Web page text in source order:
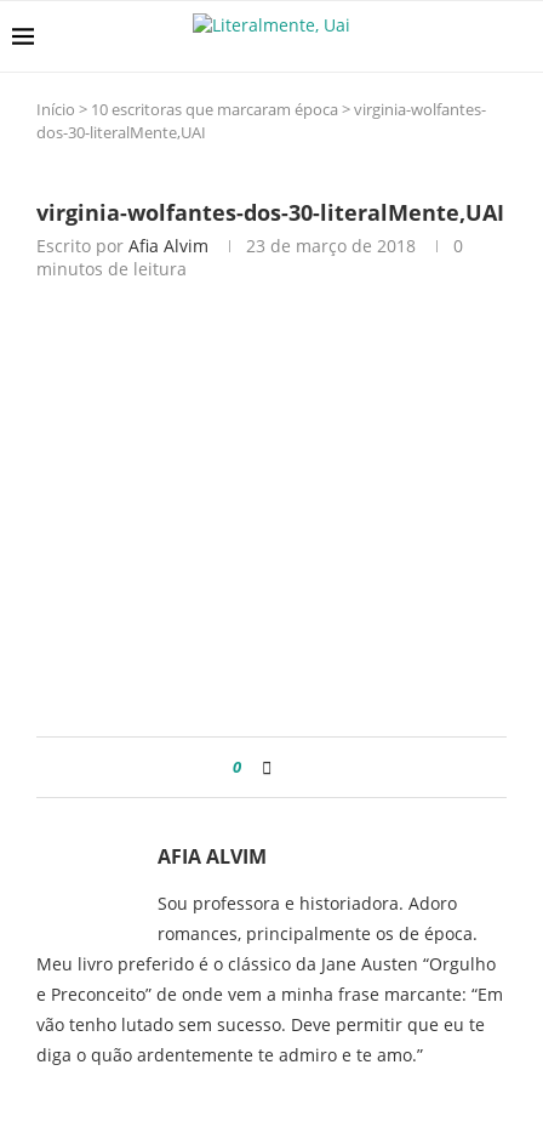
Início > 10 escritoras que marcaram época >virginia-wolfantes-
dos-30-literalMente,UAI
virginia-wolfantes-dos-30-literalMente,UAI
Escrito por Afia Alvim 23 de março de 2018
0
minutos de leitura
0
AFIA ALVIM
Sou professora e historiadora. Adoro
romances, principalmente os de época.
Meu livro preferido é o clássico da Jane Austen “Orgulho
e Preconceito” de onde vem a minha frase marcante: “Em
vão tenho lutado sem sucesso. Deve permitir que eu te
diga o quão ardentemente te admiro e te amo.”